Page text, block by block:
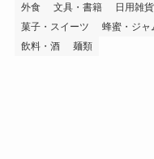
外食
文具・書籍 日用雑貨
菓子・スイーツ
蜂蜜・ジャ
飲料・酒
麺類